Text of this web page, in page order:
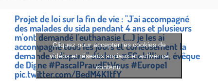
Projet de loi sur la fin de vie : "J'ai accompagné
des malades du sida pendant 4 ans et plusieurs
m'ont demandé l'euthanasie (...) je les ai
accompagné tous les jours et curieusement la
demande a disparu" déclare@EGobilliard, évêque
de Digne#PascalPraudEtVous#Europe1
pic.twitter.com/BedM4K1tfY
Cliquez pour accepter les cookies de
vidéos et réseaux sociaux et activer ce
contenu.